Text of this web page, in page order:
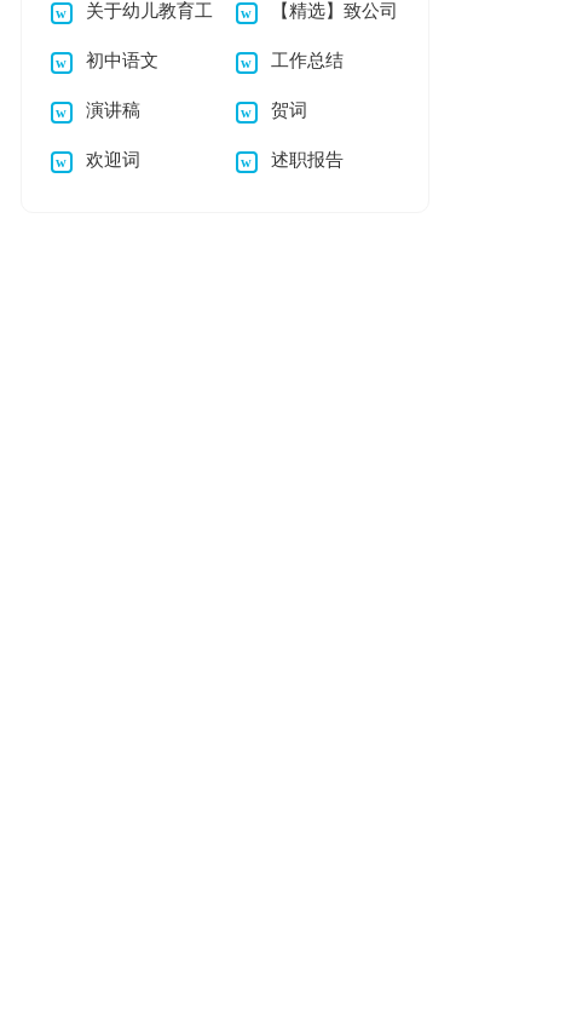
考作文锦集五篇 工作计划
关于幼儿教育工
作计划集锦10篇
【精选】致公司
感谢信四篇
初中语文 工作总结
演讲稿 贺词
欢迎词 述职报告